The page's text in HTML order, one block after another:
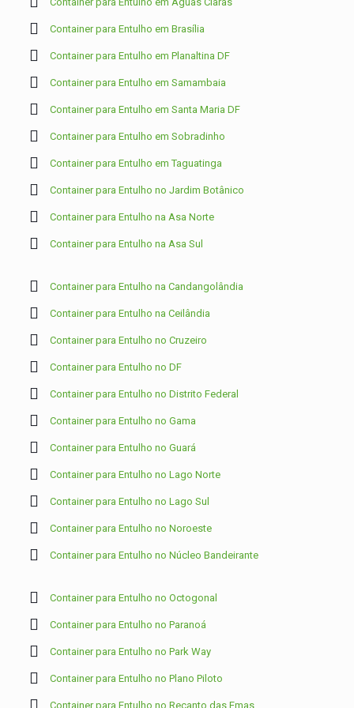
Container para Entulho em Brasília
Container para Entulho em Planaltina DF
Container para Entulho em Samambaia
Container para Entulho em Santa Maria DF
Container para Entulho em Sobradinho
Container para Entulho em Taguatinga
Container para Entulho no Jardim Botânico
Container para Entulho na Asa Norte
Container para Entulho na Asa Sul
Container para Entulho na Candangolândia
Container para Entulho na Ceilândia
Container para Entulho no Cruzeiro
Container para Entulho no DF
Container para Entulho no Distrito Federal
Container para Entulho no Gama
Container para Entulho no Guará
Container para Entulho no Lago Norte
Container para Entulho no Lago Sul
Container para Entulho no Noroeste
Container para Entulho no Núcleo Bandeirante
Container para Entulho no Octogonal
Container para Entulho no Paranoá
Container para Entulho no Park Way
Container para Entulho no Plano Piloto
Container para Entulho no Recanto das Emas